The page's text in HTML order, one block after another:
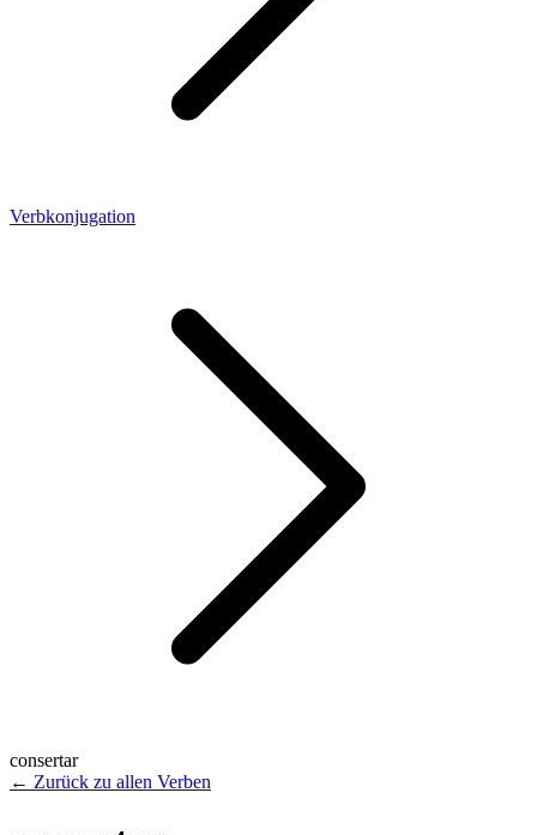
Verbkonjugation
consertar
← Zurück zu allen Verben